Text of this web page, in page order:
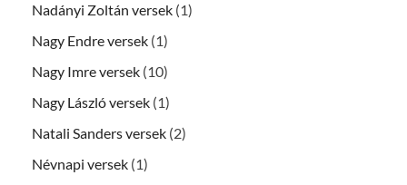
Nadányi Zoltán versek (1)
Nagy Endre versek (1)
Nagy Imre versek (10)
Nagy László versek (1)
Natali Sanders versek (2)
Névnapi versek (1)